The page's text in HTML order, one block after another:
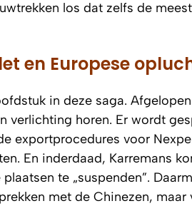
los dat zelfs de
en Europese
in deze saga.
verlichting horen. Er wordt
exportprocedures voor
En inderdaad, Karremans
te „suspenden”.
met de Chinezen,